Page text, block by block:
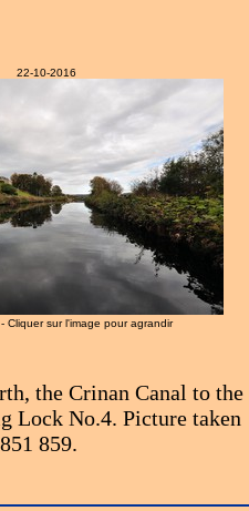
22-10-2016
Cliquer sur l'image pour agrandir
the Crinan Canal to the
Lock No.4. Picture taken
859.